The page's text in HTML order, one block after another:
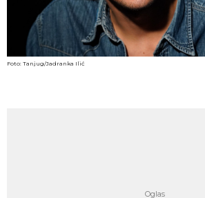
Foto: Tanjug/Jadranka Ilić